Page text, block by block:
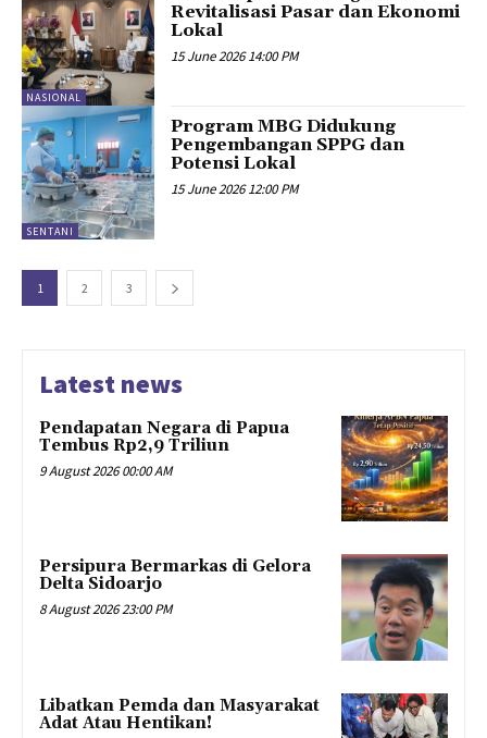
NASIONAL
Revitalisasi Pasar dan Ekonomi
Lokal
15 June 2026 14:00 PM
SENTANI
Program MBG Didukung
Pengembangan SPPG dan
Potensi Lokal
15 June 2026 12:00 PM
1 2 3
Latest news
Pendapatan Negara di Papua
Tembus Rp2,9 Triliun
9 August 2026 00:00 AM
Persipura Bermarkas di Gelora
Delta Sidoarjo
8 August 2026 23:00 PM
Libatkan Pemda dan Masyarakat
Adat Atau Hentikan!